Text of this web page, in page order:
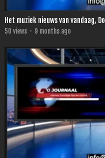
Het muziek nieuws van vandaag,
50 views · 9 months ago